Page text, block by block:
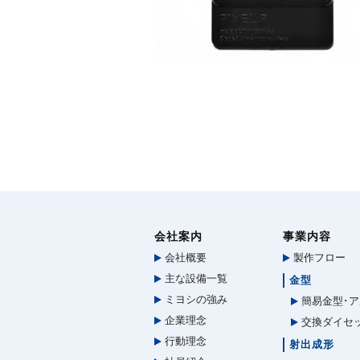
会社案内
会社概要
主な設備一覧
ミヨシの強み
企業理念
行動理念
事業内容
製作フロー
金型
簡易金型･
交換ダイセ
射出成形